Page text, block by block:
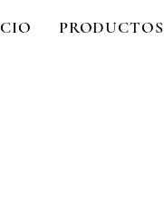
PRODUCTOS